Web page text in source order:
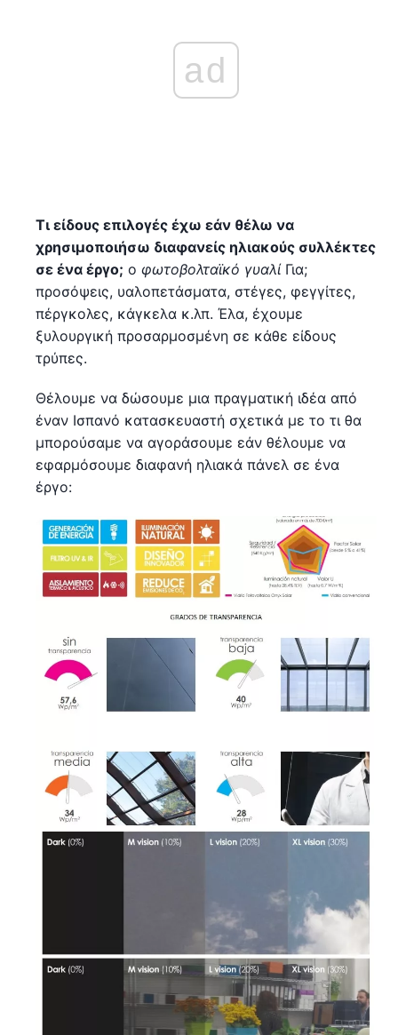
ad
Τι είδους επιλογές έχω εάν θέλω να
χρησιμοποιήσω διαφανείς ηλιακούς συλλέκτες
σε ένα έργο; ο φωτοβολταϊκό γυαλίΓια;
προσόψεις, υαλοπετάσματα, στέγες, φεγγίτες,
πέργκολες, κάγκελα κ.λπ. Έλα, έχουμε
ξυλουργική προσαρμοσμένη σε κάθε είδους
τρύπες.
Θέλουμε να δώσουμε μια πραγματική ιδέα από
έναν Ισπανό κατασκευαστή σχετικά με το τι θα
μπορούσαμε να αγοράσουμε εάν θέλουμε να
εφαρμόσουμε διαφανή ηλιακά πάνελ σε ένα
έργο: